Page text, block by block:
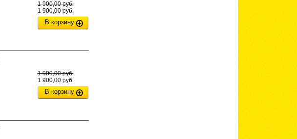
1 900,00 руб.
1 900,00 руб.
В корзину
1 900,00 руб.
1 900,00 руб.
В корзину